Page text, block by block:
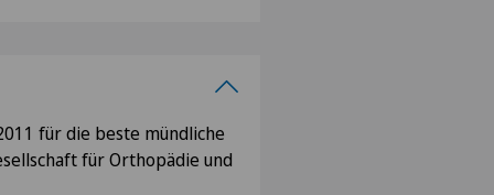
für die beste mündliche
für Orthopädie und